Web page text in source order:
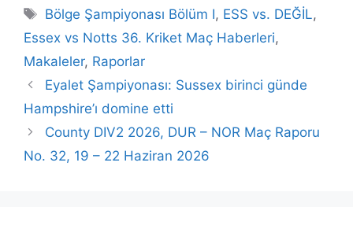
Tags
Bölge Şampiyonası Bölüm I, ESS vs. DEĞİL,
Essex vs Notts 36. Kriket Maç Haberleri,
Makaleler, Raporlar
Eyalet Şampiyonası: Sussex birinci günde
Hampshire’ı domine etti
County DIV2 2026, DUR – NOR Maç Raporu
No. 32, 19 – 22 Haziran 2026